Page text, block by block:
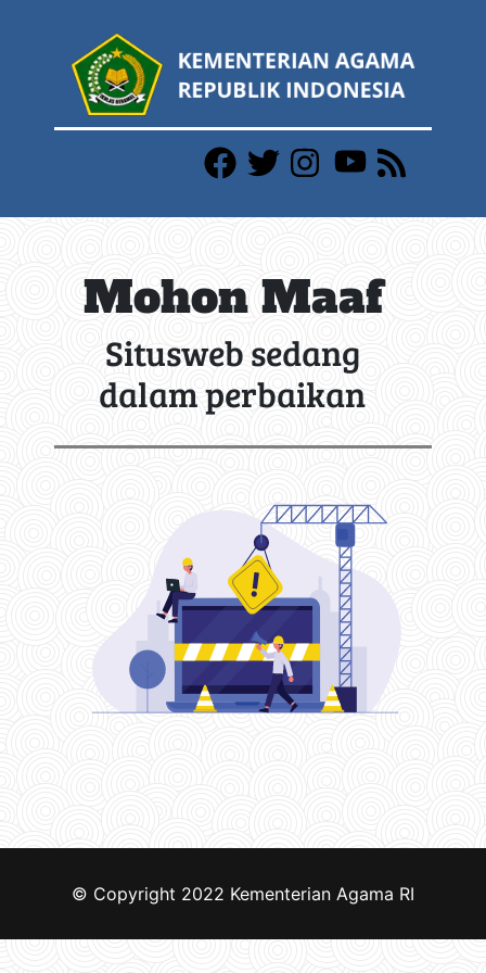
Mohon Maaf
Situsweb sedang
dalam perbaikan
© Copyright 2022 Kementerian Agama RI